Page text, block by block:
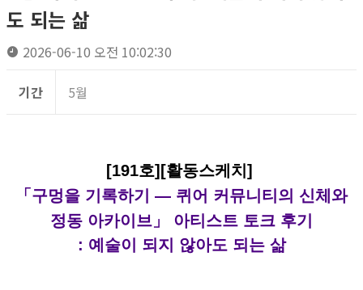
도 되는 삶
2026-06-10 오전 10:02:30
기간 5월
[191호][활동스케치]
「구멍을 기록하기 — 퀴어 커뮤니티의 신체와
정동 아카이브」 아티스트 토크 후기
: 예술이 되지 않아도 되는 삶